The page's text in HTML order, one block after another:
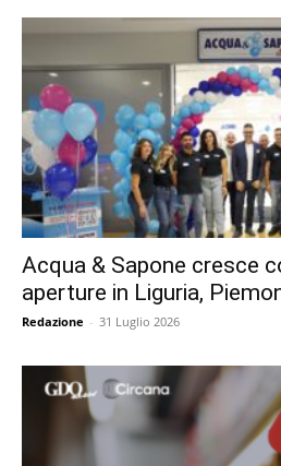
Acqua & Sapone cresce
aperture in Liguria,
Redazione - 31 Luglio 2026